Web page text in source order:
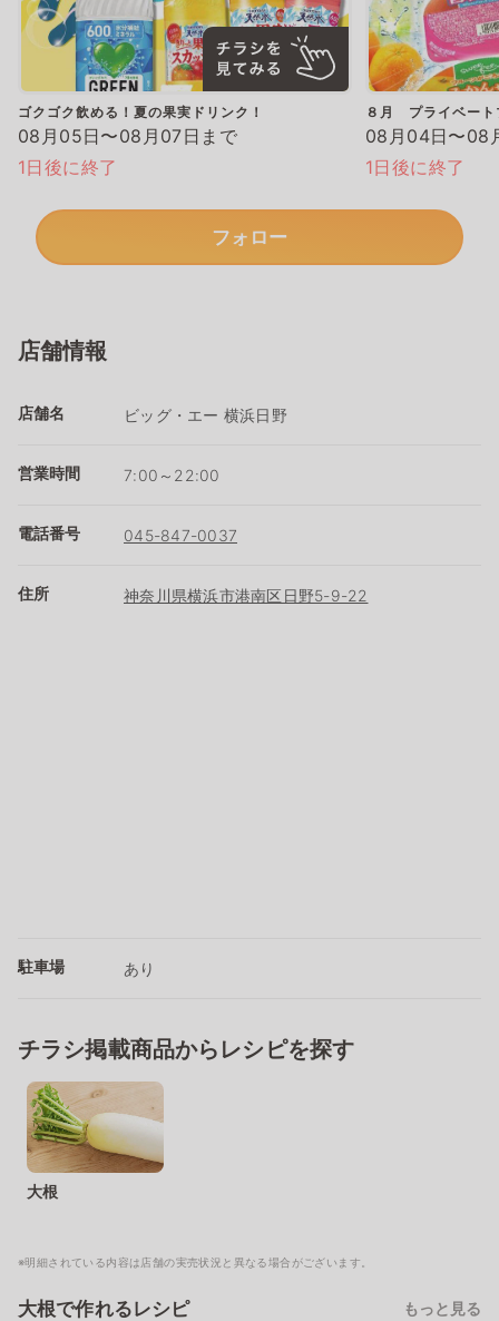
ゴクゴク飲める！夏の果実ドリンク！
08月05日〜08月07日まで
1日後に終了
８月 プライベート
08月04日〜08
1日後に終了
フォロー
店舗情報
店舗名 ビッグ・エー 横浜日野
営業時間 7:00～22:00
電話番号 045-847-0037
住所 神奈川県横浜市港南区日野5-9-22
駐車場 あり
チラシ掲載商品からレシピを探す
大根
※明細されている内容は店舗の実売状況と異なる場合がございます。
大根で作れるレシピ もっと見る